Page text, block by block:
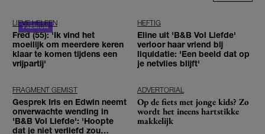
LIEVE HELEEN
Fred (55): 'Ik vind het
moeilijk om meerdere keren
klaar te komen tijdens een
vrijpartij'
HEFTIG
Eline uit 'B&B Vol Liefde'
verloor haar vriend bij
liquidatie: 'Een beeld dat op
je netvlies blijft'
FRAGMENT GEMIST
Gesprek Iris en Edwin neemt
onverwachte wending in
'B&B Vol Liefde': 'Hoopte
dat je niet verliefd zou
ADVERTORIAL
Op de fiets met jonge kids? Zo
wordt het ineens hartstikke
makkelijk